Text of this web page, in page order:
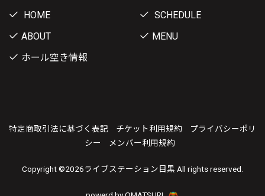
HOME
SCHEDULE
ABOUT
MENU
ホール空き情報
特定商取引法に基づく表記 チケット利用規約
プライバシーポリ
シー
メンバー利用規約
Copyright ©2026ライブステーション目黒 All rights reserved.